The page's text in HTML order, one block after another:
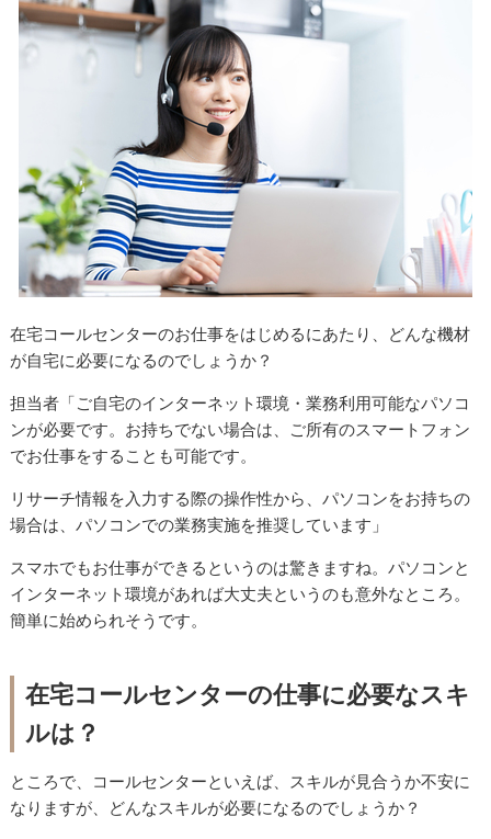
在宅コールセンターのお仕事をはじめるにあたり、どんな機材
が自宅に必要になるのでしょうか？
担当者「ご自宅のインターネット環境・業務利用可能なパソコ
ンが必要です。お持ちでない場合は、ご所有のスマートフォン
でお仕事をすることも可能です。
リサーチ情報を入力する際の操作性から、パソコンをお持ちの
場合は、パソコンでの業務実施を推奨しています」
スマホでもお仕事ができるというのは驚きますね。パソコンと
インターネット環境があれば大丈夫というのも意外なところ。
簡単に始められそうです。
在宅コールセンターの仕事に必要なスキ
ルは？
ところで、コールセンターといえば、スキルが見合うか不安に
なりますが、どんなスキルが必要になるのでしょうか？